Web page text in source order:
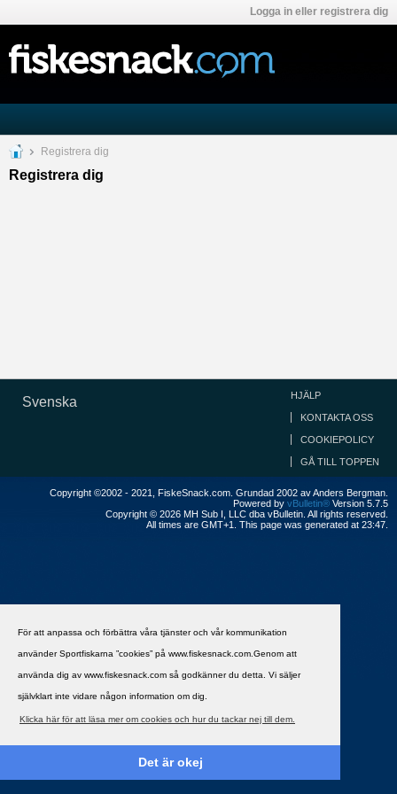
För att anpassa och förbättra våra tjänster och vår kommunikation
använder Sportfiskarna ”cookies” på www.fiskesnack.com.Genom att
använda dig av www.fiskesnack.com så godkänner du detta. Vi säljer
självklart inte vidare någon information om dig.
Klicka här för att läsa mer om cookies och hur du tackar nej till dem.
Det är okej
Logga in eller registrera dig
Registrera dig
Registrera dig
Svenska HJÄLP
KONTAKTA OSS
COOKIEPOLICY
GÅ TILL TOPPEN
Copyright ©2002 - 2021, FiskeSnack.com. Grundad 2002 av Anders Bergman.
Powered by vBulletin® Version 5.7.5
Copyright © 2026 MH Sub I, LLC dba vBulletin. All rights reserved.
All times are GMT+1. This page was generated at 23:47.